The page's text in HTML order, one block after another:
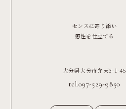
センスに寄り添い
感性を仕立てる
大分県大分市弁天3-1-45
tel.097-529-9850